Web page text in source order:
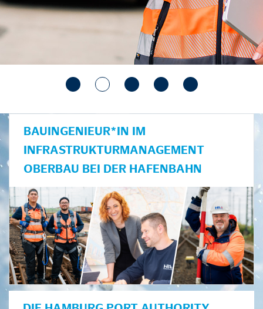
BAUINGENIEUR*IN IM
INFRASTRUKTURMANAGEMENT
OBERBAU BEI DER HAFENBAHN